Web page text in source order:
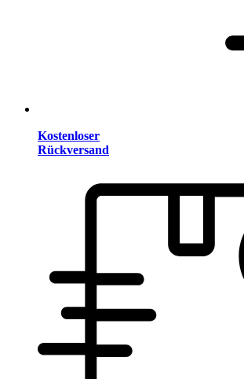
Kostenloser
Rückversand